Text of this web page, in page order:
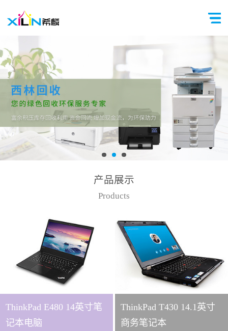
产品展示
Products
ThinkPad E480 14英寸笔
记本电脑
ThinkPad T430 14.1英寸
商务笔记本